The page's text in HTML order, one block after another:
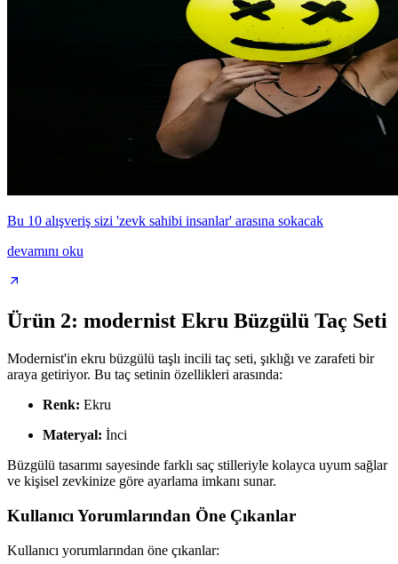
Bu 10 alışveriş sizi 'zevk sahibi insanlar' arasına sokacak
devamını oku
Ürün 2: modernist Ekru Büzgülü Taç Seti
Modernist'in ekru büzgülü taşlı incili taç seti, şıklığı ve zarafeti bir
araya getiriyor. Bu taç setinin özellikleri arasında:
Renk: Ekru
Materyal: İnci
Büzgülü tasarımı sayesinde farklı saç stilleriyle kolayca uyum sağlar
ve kişisel zevkinize göre ayarlama imkanı sunar.
Kullanıcı Yorumlarından Öne Çıkanlar
Kullanıcı yorumlarından öne çıkanlar: